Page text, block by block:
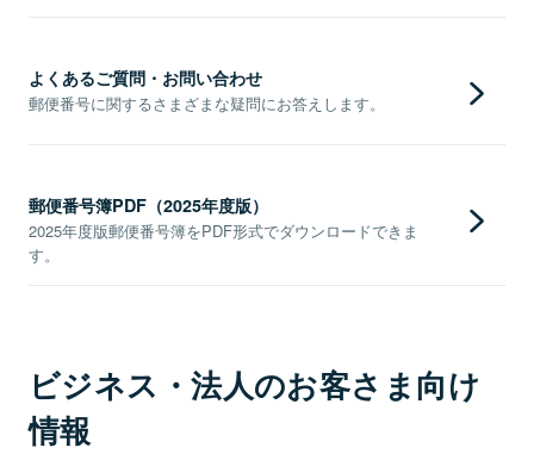
よくあるご質問・お問い合わせ
郵便番号に関するさまざまな疑問にお答えします。
郵便番号簿PDF（2025年度版）
2025年度版郵便番号簿をPDF形式でダウンロードできま
す。
ビジネス・法人のお客さま向け
情報